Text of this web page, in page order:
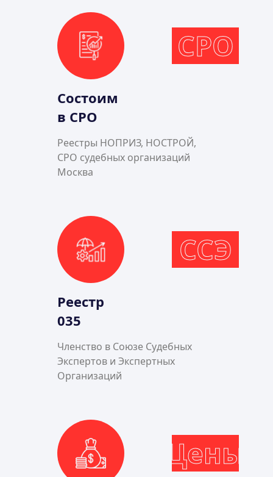
СРО
Состоим
в СРО
Реестры НОПРИЗ, НОСТРОЙ,
СРО судебных организаций
Москва
ССЭ
Реестр
035
Членство в Союзе Судебных
Экспертов и Экспертных
Организаций
Цены